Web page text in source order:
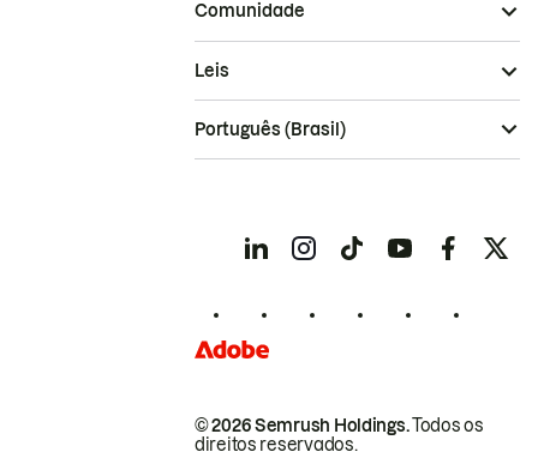
Comunidade
© 2026 Semrush Holdings.Todos os
direitos reservados.
Leis
Português (Brasil)